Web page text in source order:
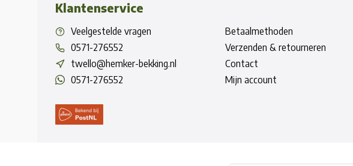
Klantenservice
Veelgestelde vragen
0571-276552
twello@hemker-bekking.nl
0571-276552
Betaalmethoden
Verzenden & retourneren
Contact
Mijn account